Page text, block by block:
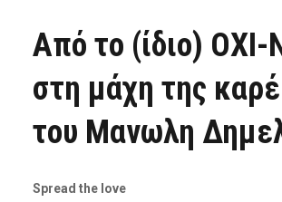
Από το (ίδιο) ΟΧΙ-
στη μάχη της
του Μανωλη
Spread the love